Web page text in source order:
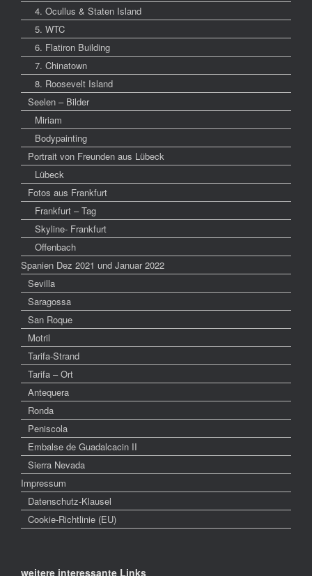
4. Ocullus & Staten Island
5. WTC
6. Flatiron Building
7. Chinatown
8. Roosevelt Island
Seelen – Bilder
Miriam
Bodypainting
Portrait von Freunden aus Lübeck
Lübeck
Fotos aus Frankfurt
Frankfurt – Tag
Skyline- Frankfurt
Offenbach
Spanien Dez 2021 und Januar 2022
Sevilla
Saragossa
San Roque
Motril
Tarifa-Strand
Tarifa – Ort
Antequera
Ronda
Peniscola
Embalse de Guadalcacin II
Sierra Nevada
Impressum
Datenschutz-Klausel
Cookie-Richtlinie (EU)
weitere interessante Links